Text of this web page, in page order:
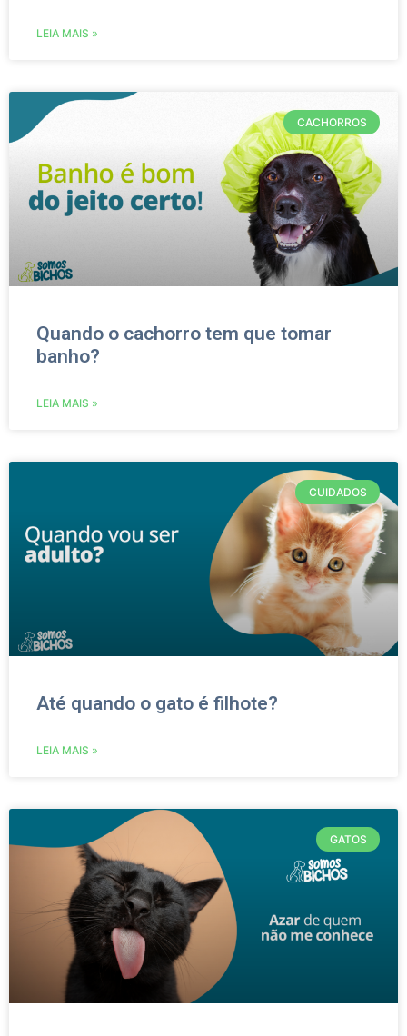
LEIA MAIS »
CACHORROS
Quando o cachorro tem que tomar
banho?
LEIA MAIS »
CUIDADOS
Até quando o gato é filhote?
LEIA MAIS »
GATOS